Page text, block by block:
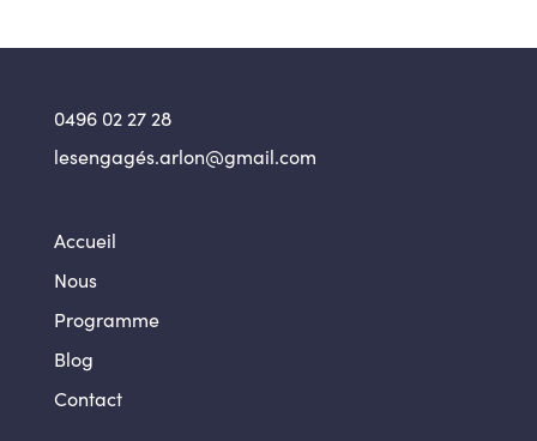
0496 02 27 28
lesengagés.arlon@gmail.com
Accueil
Nous
Programme
Blog
Contact